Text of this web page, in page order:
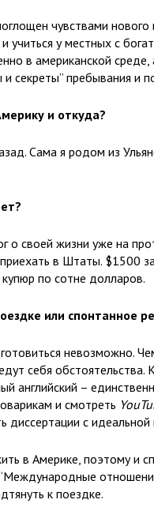
чувствами
учиться у местных с
в американской
и секреты” пребывания и
и откуда?
Сама я родом из
о своей жизни уже на
в Штаты. $1500
по сотне долларов.
или спонтанное
невозможно.
себя
английский –
и смотреть
с идеальной
в Америке, поэтому и
к поездке.